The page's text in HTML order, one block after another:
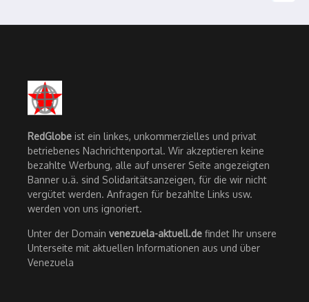
RedGlobe ist ein linkes, unkommerzielles und privat
betriebenes Nachrichtenportal. Wir akzeptieren keine
bezahlte Werbung, alle auf unserer Seite angezeigten
Banner u.ä. sind Solidaritätsanzeigen, für die wir nicht
vergütet werden. Anfragen für bezahlte Links usw.
werden von uns ignoriert.
Unter der Domain venezuela-aktuell.de findet Ihr unsere
Unterseite mit aktuellen Informationen aus und über
Venezuela